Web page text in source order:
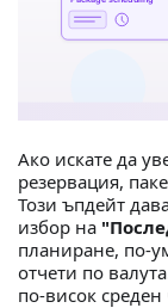
Ако искате да
резервация,
Този ъпдейт
избор на
планиране,
отчети по
по‑висок